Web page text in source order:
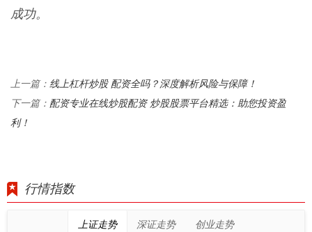
成功。
上一篇： 线上杠杆炒股 配资全吗？深度解析风险与保障！
下一篇： 配资专业在线炒股配资 炒股股票平台精选：助您投资盈
利！
行情指数
上证走势 深证走势 创业走势